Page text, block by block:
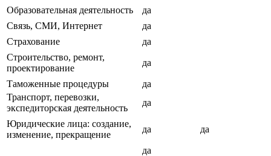
Образовательная деятельность
да
Связь, СМИ, Интернет
да
Страхование
да
Строительство, ремонт,
проектирование
да
Таможенные процедуры
да
Транспорт, перевозки,
экспедиторская деятельность
да
Юридические лица: создание,
изменение, прекращение
да да
да